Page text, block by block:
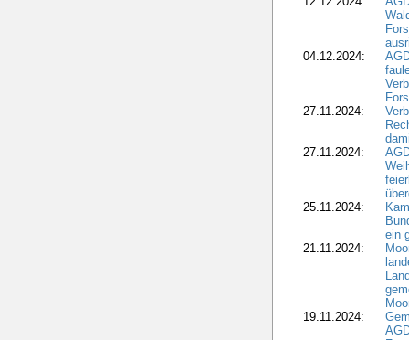
04.12.2024:
27.11.2024:
27.11.2024:
25.11.2024:
ein
21.11.2024:
19.11.2024: